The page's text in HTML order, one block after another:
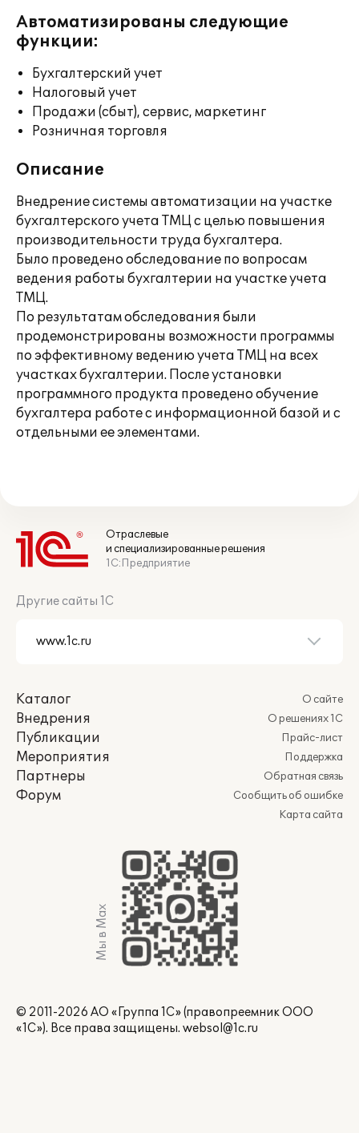
Автоматизированы следующие
функции:
Бухгалтерский учет
Налоговый учет
Продажи (сбыт), сервис, маркетинг
Розничная торговля
Описание
Внедрение системы автоматизации на участке
бухгалтерского учета ТМЦ с целью повышения
производительности труда бухгалтера.
Было проведено обследование по вопросам
ведения работы бухгалтерии на участке учета
ТМЦ.
По результатам обследования были
продемонстрированы возможности программы
по эффективному ведению учета ТМЦ на всех
участках бухгалтерии. После установки
программного продукта проведено обучение
бухгалтера работе с информационной базой и с
отдельными ее элементами.
Отраслевые
и специализированные решения
1С:Предприятие
Другие сайты 1С
Каталог
Внедрения
Публикации
Мероприятия
Партнеры
Форум
О сайте
О решениях 1С
Прайс-лист
Поддержка
Обратная связь
Сообщить об ошибке
Карта сайта
Мы в Max
© 2011-2026 АО «Группа 1С» (правопреемник ООО
«1С»). Все права защищены. websol@1c.ru